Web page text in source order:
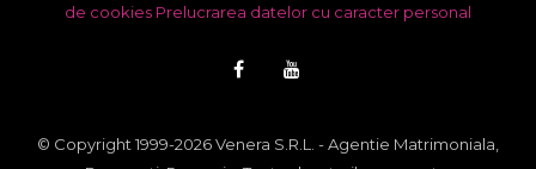
de cookies Prelucrarea datelor cu caracter personal
© Copyright 1999-2026 Venera S.R.L. - Agentie Matrimoniala,